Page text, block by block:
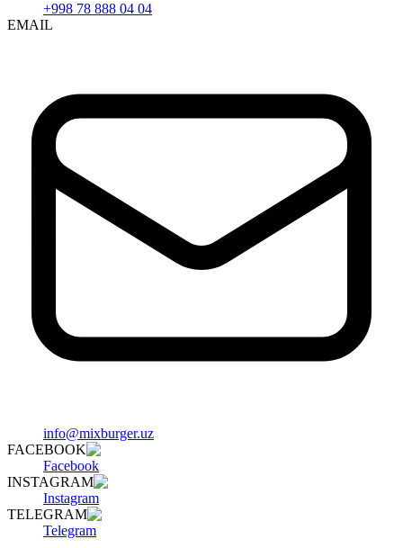
+998 78 888 04 04
EMAIL
info@mixburger.uz
FACEBOOK
Facebook
INSTAGRAM
Instagram
TELEGRAM
Telegram